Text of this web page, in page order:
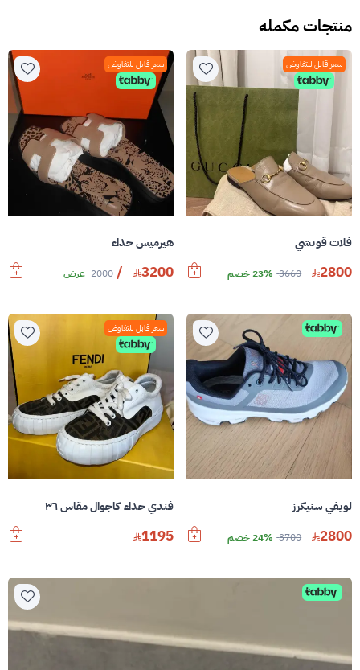
منتجات مكمله
سعر قابل للتفاوض
فلات قوتشي
2800
3660 23% خصم
سعر قابل للتفاوض
هيرميس حذاء
3200
/
2000 عرض
لويفي سنيكرز
2800
3700 24% خصم
سعر قابل للتفاوض
فندي حذاء كاجوال مقاس ٣٦
1195